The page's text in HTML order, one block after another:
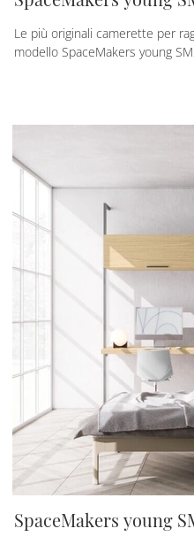
Le più originali camerette per
modello SpaceMakers young
SpaceMakers young